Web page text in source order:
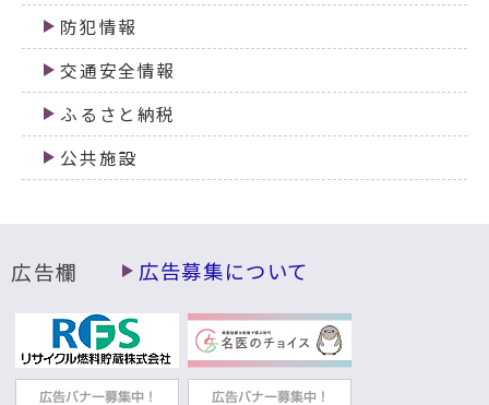
防犯情報
交通安全情報
ふるさと納税
公共施設
広告欄 広告募集について